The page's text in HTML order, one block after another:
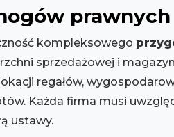
prawnych
kompleksowego
sprzedażowej i
regałów,
Każda firma musi
ustawy.